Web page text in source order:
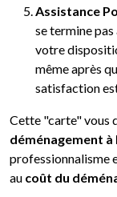
Assistance
se termine
votre
même après
satisfaction
Cette "carte" vous
déménagement à
professionnalisme
au coût du